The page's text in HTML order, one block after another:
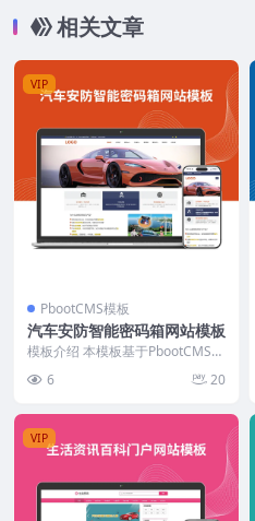
相关文章
VIP
PbootCMS模板
汽车安防智能密码箱网站模板
模板介绍 本模板基于PbootCMS开
服务。适合推...
6 20
VIP